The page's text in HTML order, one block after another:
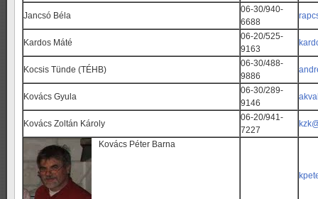
Jancsó Béla
06-30/940-
6688
Kardos Máté
06-20/525-
9163
Kocsis Tünde (TÉHB)
06-30/488-
9886
Kovács Gyula
06-30/289-
9146
Kovács Zoltán Károly
06-20/941-
7227
Kovács Péter Barna